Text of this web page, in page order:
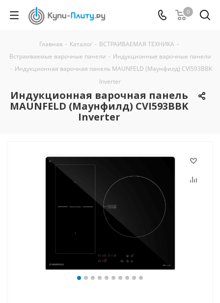
0
Главная - Каталог - ВСТРАИВАЕМАЯ ТЕХНИКА -
Встраиваемые варочные панели - Индукционные варочные панели
- Индукционная варочная панель MAUNFELD (Маунфилд) CVI593BBK
Inverter
Индукционная варочная панель
MAUNFELD (Маунфилд) CVI593BBK
Inverter